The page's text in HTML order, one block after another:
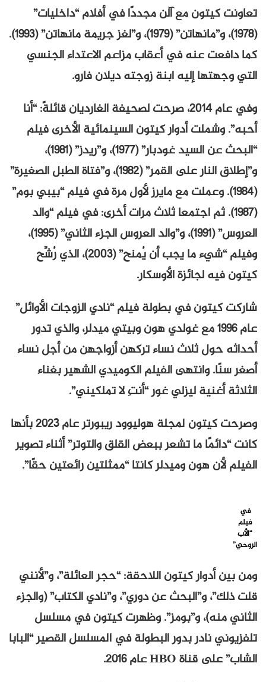
تعاونت كيتون مع آلن مجددًا في أفلام “داخليات”
(1978)، و”مانهاتن” (1979)، و”لغز جريمة مانهاتن” (1993).
كما دافعت عنه في أعقاب مزاعم الاعتداء الجنسي
التي وجهتها إليه ابنة زوجته ديلان فارو.
وفي عام 2014، صرحت لصحيفة الغارديان قائلةً: “أنا
أحبه”. وشملت أدوار كيتون السينمائية الأخرى فيلم
“البحث عن السيد غودبار” (1977)، و”ريدز” (1981)،
و”إطلاق النار على القمر” (1982)، و”فتاة الطبل الصغيرة”
(1984). وعملت مع مايرز لأول مرة في فيلم “بيبي بوم”
(1987). ثم اجتمعا ثلاث مرات أخرى: في فيلم “والد
العروس” (1991)، و”والد العروس الجزء الثاني” (1995)،
وفيلم “شيء ما يجب أن يُمنح” (2003)، الذي رُشِّح
كيتون فيه لجائزة الأوسكار.
شاركت كيتون في بطولة فيلم “نادي الزوجات الأوائل”
عام ١٩٩٦ مع غولدي هون وبيتي ميدلر، والذي تدور
أحداثه حول ثلاث نساء تركهن أزواجهن من أجل نساء
أصغر سنًا. وانتهى الفيلم الكوميدي الشهير بغناء
الثلاثة أغنية ليزلي غور “أنتِ لا تملكيني”.
وصرحت كيتون لمجلة هوليوود ريبورتر عام ٢٠٢٣ بأنها
كانت “دائمًا ما تشعر ببعض القلق والتوتر” أثناء تصوير
الفيلم لأن هون وميدلر كانتا “ممثلتين رائعتين حقًا”.
في
فيلم
“الأب
الروحي”
ومن بين أدوار كيتون اللاحقة: “حجر العائلة”، و”لأنني
قلت ذلك”، و”البحث عن دوري”، و”نادي الكتاب” (والجزء
الثاني منه)، و”بومز”. وظهرت كيتون في مسلسل
تلفزيوني نادر بدور البطولة في المسلسل القصير “البابا
الشاب” على قناة HBO عام ٢٠١٦.